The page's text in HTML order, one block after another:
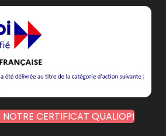
NOTRE CERTIFICAT QUALIOPI